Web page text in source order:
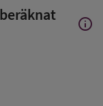
Visa
info